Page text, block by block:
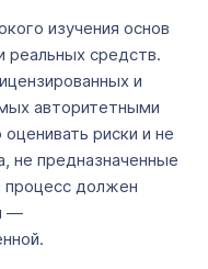
изучения основ
реальных средств.
и
авторитетными
риски и не
не предназначенные
процесс должен
—